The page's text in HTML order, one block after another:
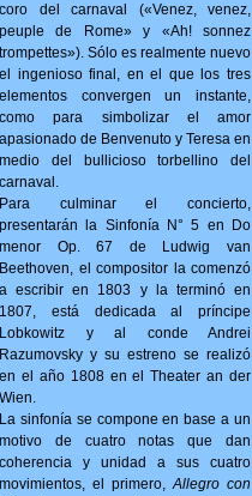
coro del carnaval («Venez, venez,
peuple de Rome» y «Ah! sonnez
trompettes»). Sólo es realmente nuevo
el ingenioso final, en el que los tres
elementos convergen un instante,
como para simbolizar el amor
apasionado de Benvenuto y Teresa en
medio del bullicioso torbellino del
carnaval.
Para culminar el concierto,
presentarán la Sinfonía N° 5 en Do
menor Op. 67 de Ludwig van
Beethoven, el compositor la comenzó
a escribir en 1803 y la terminó en
1807, está dedicada al príncipe
Lobkowitz y al conde Andrei
Razumovsky y su estreno se realizó
en el año 1808 en el Theater an der
Wien.
La sinfonía se compone en base a un
motivo de cuatro notas que dan
coherencia y unidad a sus cuatro
movimientos, el primero,Allegro con